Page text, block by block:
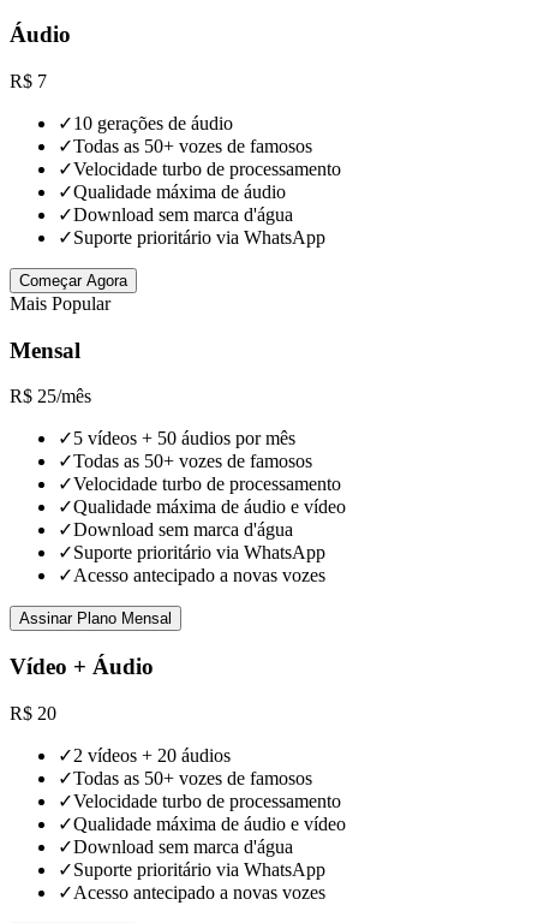
Áudio
R$ 7
✓10 gerações de áudio
✓Todas as 50+ vozes de famosos
✓Velocidade turbo de processamento
✓Qualidade máxima de áudio
✓Download sem marca d'água
✓Suporte prioritário via WhatsApp
Começar Agora
Mais Popular
Mensal
R$ 25/mês
✓5 vídeos + 50 áudios por mês
✓Todas as 50+ vozes de famosos
✓Velocidade turbo de processamento
✓Qualidade máxima de áudio e vídeo
✓Download sem marca d'água
✓Suporte prioritário via WhatsApp
✓Acesso antecipado a novas vozes
Assinar Plano Mensal
Vídeo + Áudio
R$ 20
✓2 vídeos + 20 áudios
✓Todas as 50+ vozes de famosos
✓Velocidade turbo de processamento
✓Qualidade máxima de áudio e vídeo
✓Download sem marca d'água
✓Suporte prioritário via WhatsApp
✓Acesso antecipado a novas vozes